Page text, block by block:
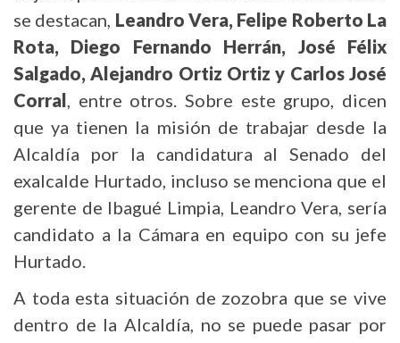
se destacan, Leandro Vera, Felipe Roberto La
Rota, Diego Fernando Herrán, José Félix
Salgado, Alejandro Ortiz Ortiz y Carlos José
Corral, entre otros. Sobre este grupo, dicen
que ya tienen la misión de trabajar desde la
Alcaldía por la candidatura al Senado del
exalcalde Hurtado, incluso se menciona que el
gerente de Ibagué Limpia, Leandro Vera, sería
candidato a la Cámara en equipo con su jefe
Hurtado.
A toda esta situación de zozobra que se vive
dentro de la Alcaldía, no se puede pasar por